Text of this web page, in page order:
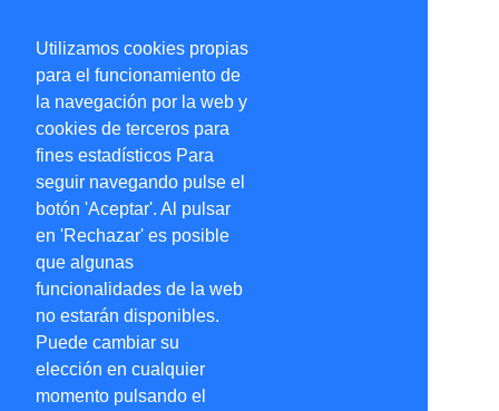
Utilizamos cookies propias
para el funcionamiento de
la navegación por la web y
cookies de terceros para
fines estadísticos Para
seguir navegando pulse el
botón 'Aceptar'. Al pulsar
en 'Rechazar' es posible
que algunas
funcionalidades de la web
no estarán disponibles.
Puede cambiar su
elección en cualquier
momento pulsando el